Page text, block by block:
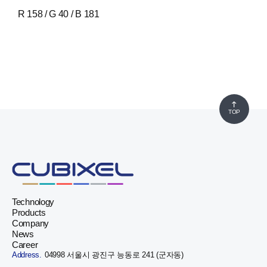
R 158 / G 40 / B 181
TOP
Technology
Products
Company
News
Career
Address. 04998 서울시 광진구 능동로 241 (군자동)